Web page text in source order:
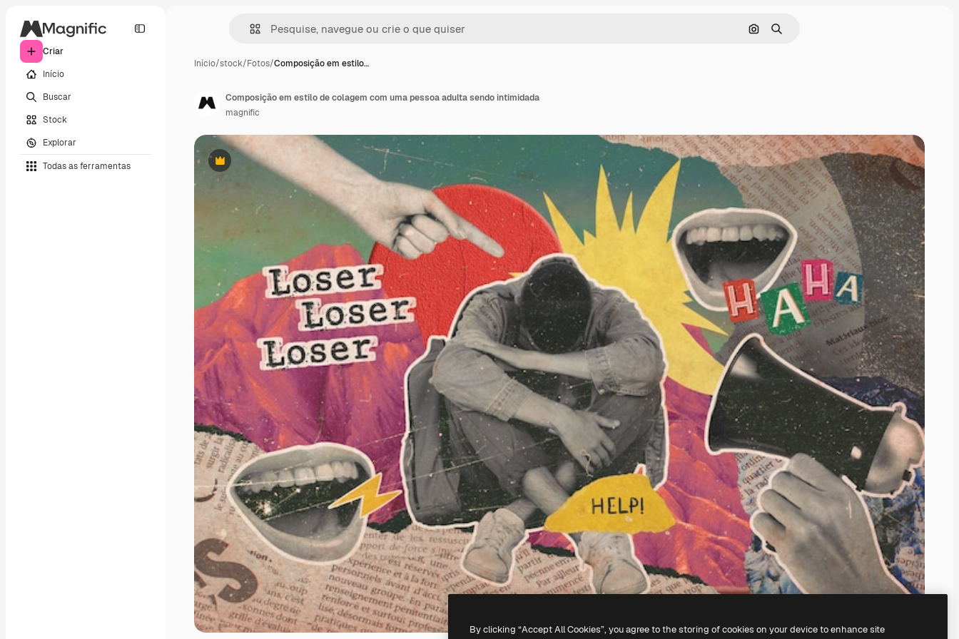
Criar
Início
Buscar
Stock
Explorar
Todas as ferramentas
Pesquisar por imagem
Buscar
Início/stock/Fotos/Composição em estilo…
Premium
Composição em estilo de colagem com uma pessoa adulta sendo intimidada
magnific
By clicking “Accept All Cookies”, you agree to the storing of cookies on your device to enhance site